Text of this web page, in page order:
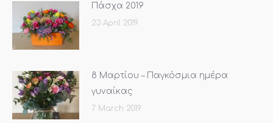
Πάσχα 2019
23 April 2019
8 Μαρτίου – Παγκόσμια ημέρα
γυναίκας
7 March 2019